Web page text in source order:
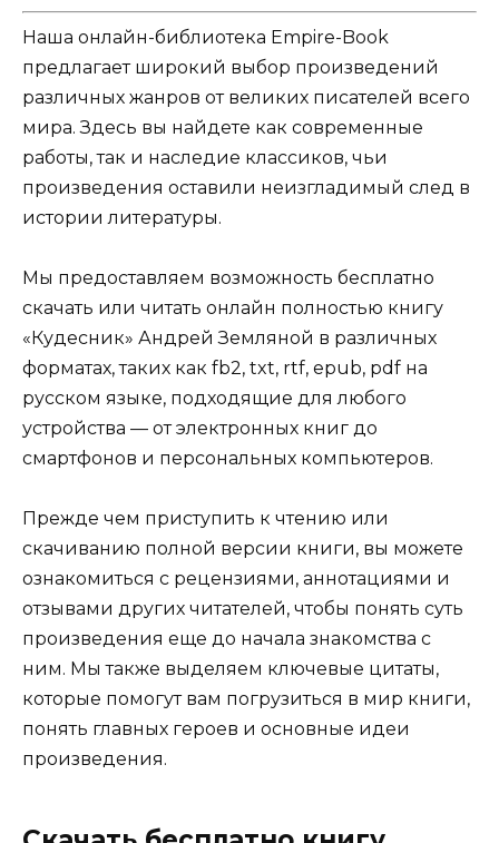
Наша онлайн-библиотека Empire-Book
предлагает широкий выбор произведений
различных жанров от великих писателей всего
мира. Здесь вы найдете как современные
работы, так и наследие классиков, чьи
произведения оставили неизгладимый след в
истории литературы.
Мы предоставляем возможность бесплатно
скачать или читать онлайн полностью книгу
«Кудесник» Андрей Земляной в различных
форматах, таких как fb2, txt, rtf, epub, pdf на
русском языке, подходящие для любого
устройства — от электронных книг до
смартфонов и персональных компьютеров.
Прежде чем приступить к чтению или
скачиванию полной версии книги, вы можете
ознакомиться с рецензиями, аннотациями и
отзывами других читателей, чтобы понять суть
произведения еще до начала знакомства с
ним. Мы также выделяем ключевые цитаты,
которые помогут вам погрузиться в мир книги,
понять главных героев и основные идеи
произведения.